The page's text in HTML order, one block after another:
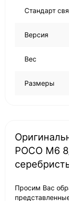
Стандарт
Версия
Вес
Размеры
POCO M6
Просим Вас